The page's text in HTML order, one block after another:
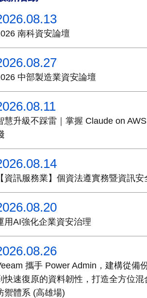
南科資安論壇
中部製造業資安論壇
慧升級不踩雷｜掌握 Claude on
資訊服務業】個資法遵實務暨資訊安
用AI強化企業資安治理
攜手 Power Admin，建構從備
快速復原的資料韌性，打造全方位混
禦體系 (高雄場)